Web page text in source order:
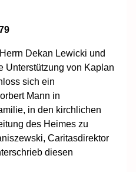
Dekan Lewicki und
Unterstützung von Kaplan
sich ein
Mann in
in den kirchlichen
des Heimes zu
Caritasdirektor
diesen